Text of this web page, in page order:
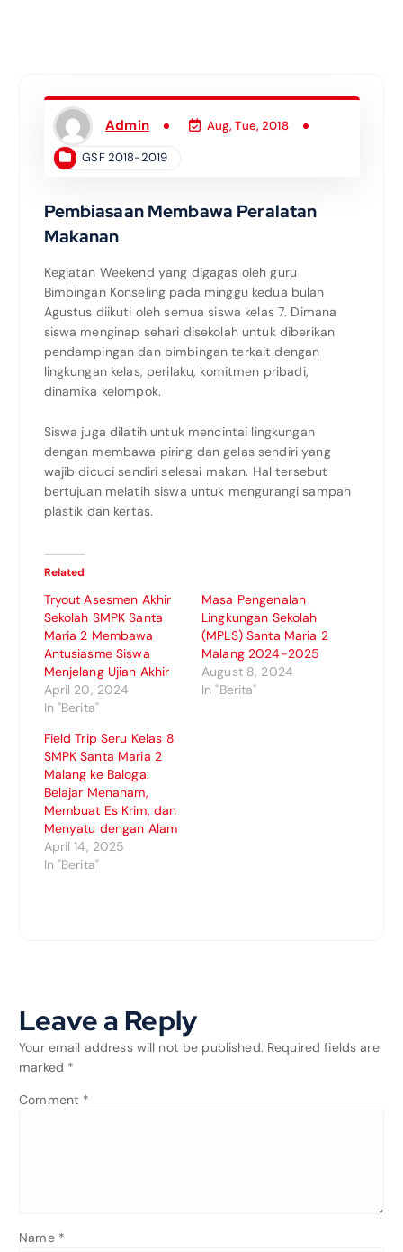
Admin Aug, Tue, 2018
GSF 2018-2019
Pembiasaan Membawa Peralatan
Makanan
Kegiatan Weekend yang digagas oleh guru
Bimbingan Konseling pada minggu kedua bulan
Agustus diikuti oleh semua siswa kelas 7. Dimana
siswa menginap sehari disekolah untuk diberikan
pendampingan dan bimbingan terkait dengan
lingkungan kelas, perilaku, komitmen pribadi,
dinamika kelompok.
Siswa juga dilatih untuk mencintai lingkungan
dengan membawa piring dan gelas sendiri yang
wajib dicuci sendiri selesai makan. Hal tersebut
bertujuan melatih siswa untuk mengurangi sampah
plastik dan kertas.
Related
Tryout Asesmen Akhir
Sekolah SMPK Santa
Maria 2 Membawa
Antusiasme Siswa
Menjelang Ujian Akhir
April 20, 2024
In "Berita"
Masa Pengenalan
Lingkungan Sekolah
(MPLS) Santa Maria 2
Malang 2024-2025
August 8, 2024
In "Berita"
Field Trip Seru Kelas 8
SMPK Santa Maria 2
Malang ke Baloga:
Belajar Menanam,
Membuat Es Krim, dan
Menyatu dengan Alam
April 14, 2025
In "Berita"
Leave a Reply
Your email address will not be published. Required fields are
marked *
Comment *
Name *